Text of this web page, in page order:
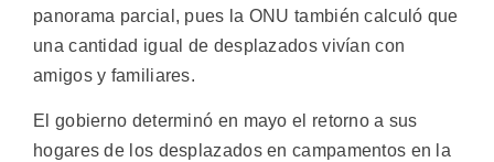
panorama parcial, pues la ONU también calculó que
una cantidad igual de desplazados vivían con
amigos y familiares.
El gobierno determinó en mayo el retorno a sus
hogares de los desplazados en campamentos en la